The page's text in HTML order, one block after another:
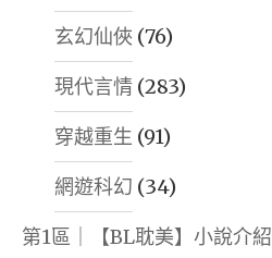
玄幻仙俠 (76)
現代言情 (283)
穿越重生 (91)
網遊科幻 (34)
第1區｜【BL耽美】小說介紹